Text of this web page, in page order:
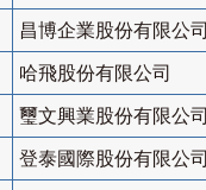
昌博企業股份有限公司
哈飛股份有限公司
璽文興業股份有限公司
登泰國際股份有限公司